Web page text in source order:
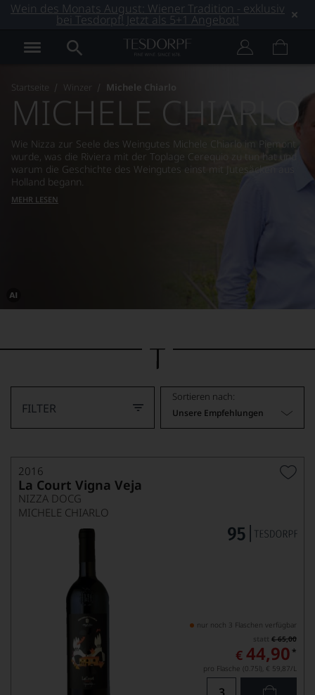
Wein des Monats August: Wiener Tradition - exklusiv
bei Tesdorpf! Jetzt als 5+1 Angebot!
Startseite Winzer Michele Chiarlo
Dieses
von
MICHELE CHIARLO
Wie Nizza zur Seele des Weingutes Michele Chiarlo im Piemont
wurde, was die Riviera mit der Toplage Cerequio zu tun hat und
warum die Geschichte des Weingutes einst mit Jutesäcken aus
Holland begann.
MEHR LESEN
FILTER
Sortieren nach:
Unsere Empfehlungen
2016
La Court Vigna Veja
NIZZA DOCG
MICHELE CHIARLO
nur noch 3 Flaschen verfügbar
€ 65,00
€ 44,90 *
pro Flasche (0.75l), € 59,87/L